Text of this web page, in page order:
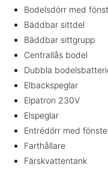
Bodelsdörr med
Bäddbar sittdel
Bäddbar sittgrupp
Centrallås bodel
Dubbla
Elbackspeglar
Elpatron 230V
Elspeglar
Entrédörr med
Farthållare
Färskvattentank